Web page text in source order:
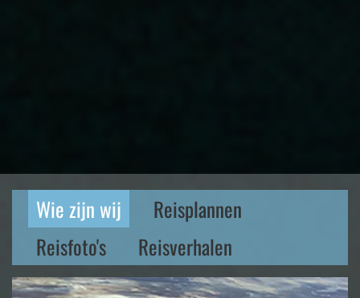
Wie zijn wij
Reisplannen
Reisfoto's
Reisverhalen